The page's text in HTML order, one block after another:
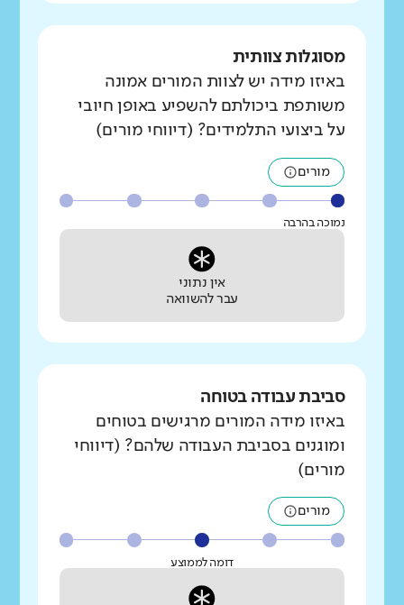
מסוגלות צוותית
באיזו מידה יש לצוות המורים אמונה
משותפת ביכולתם להשפיע באופן חיובי
על ביצועי התלמידים? (דיווחי מורים)
מורים
נמוכה בהרבה
אין נתוני
עבר להשוואה
סביבת עבודה בטוחה
באיזו מידה המורים מרגישים בטוחים
ומוגנים בסביבת העבודה שלהם? (דיווחי
מורים)
מורים
דומה לממוצע